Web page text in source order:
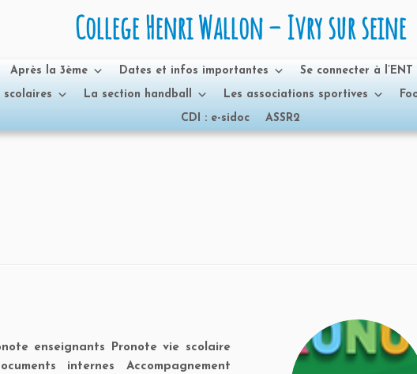
College Henri Wallon – Ivry sur seine
Après la 3ème Dates et infos importantes Se connecter à l’ENT
scolaires La section handball Les associations sportives
CDI : e-sidoc
ASSR2
enseignants Pronote vie scolaire
internes Accompagnement